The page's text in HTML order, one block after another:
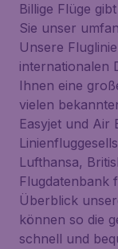
Billige Flüge
Sie unser
Unsere
internationalen
Ihnen eine
vielen
Easyjet und Air
Lufthansa,
Flugdatenbank
Überblick
können so die
schnell und